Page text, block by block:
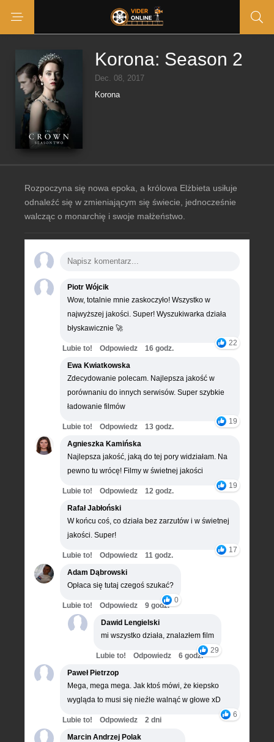
Korona: Season 2
Dec. 08, 2017
Korona
Rozpoczyna się nowa epoka, a królowa Elżbieta usiłuje
odnaleźć się w zmieniającym się świecie, jednocześnie
walcząc o monarchię i swoje małżeństwo.
Piotr Wójcik
Wow, totalnie mnie zaskoczyło! Wszystko w
najwyższej jakości. Super! Wyszukiwarka działa
błyskawicznie 🚀
22
Lubie to! Odpowiedz
16 godz.
Ewa Kwiatkowska
Zdecydowanie polecam. Najlepsza jakość w
porównaniu do innych serwisów. Super szybkie
ładowanie filmów
19
Lubie to! Odpowiedz
13 godz.
Agnieszka Kamińska
Najlepsza jakość, jaką do tej pory widziałam. Na
pewno tu wrócę! Filmy w świetnej jakości
19
Lubie to! Odpowiedz
12 godz.
Rafał Jabłoński
W końcu coś, co działa bez zarzutów i w świetnej
jakości. Super!
17
Lubie to! Odpowiedz
11 godz.
Adam Dąbrowski
Opłaca się tutaj czegoś szukać?
0
Lubie to! Odpowiedz
9 godz.
Dawid Lengielski
mi wszystko działa, znalazłem film
29
Lubie to! Odpowiedz
6 godz.
Paweł Pietrzop
Mega, mega mega. Jak ktoś mówi, że kiepsko
wygląda to musi się nieźle walnąć w głowe xD
6
Lubie to! Odpowiedz
2 dni
Marcin Andrzej Polak